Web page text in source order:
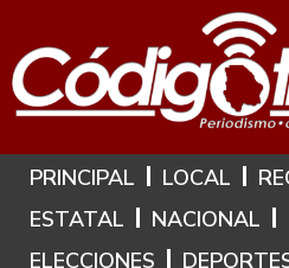
Hoy es: 7 de
PRINCIPAL LOCAL
ESTATAL
NACIONAL
ELECCIONES